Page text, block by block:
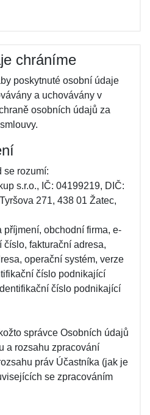
chráníme
poskytnuté osobní údaje
a uchovávány v
osobních údajů za
se rozumí:
s.r.o., IČ: 04199219, DIČ:
271, 438 01 Žatec,
příjmení, obchodní firma, e-
fakturační adresa,
operační systém, verze
číslo podnikající
číslo podnikající
správce Osobních údajů
a rozsahu zpracování
práv Účastníka (jak je
se zpracováním